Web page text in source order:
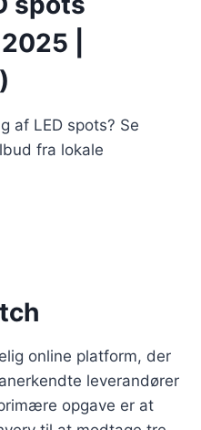
|
af LED spots? Se
fra lokale
online platform, der
leverandører
opgave er at